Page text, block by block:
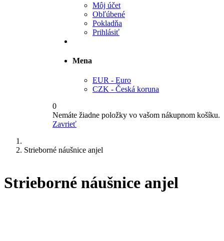
Môj účet
Obľúbené
Pokladňa
Prihlásiť
Mena
EUR - Euro
CZK - Česká koruna
0
Nemáte žiadne položky vo vašom nákupnom košíku.
Zavrieť
Strieborné náušnice anjel
Strieborné náušnice anjel